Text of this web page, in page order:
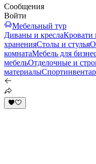
Сообщения
Войти
Мебельный тур
Диваны и креслаКровати
храненияСтолы и стулья
комнатаМебель для
мебельОтделочные и
материалы